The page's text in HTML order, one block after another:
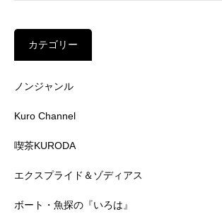
カテゴリー
ノンジャンル
Kuro Channel
喫茶KURODA
エクスプライド＆ゾディアス
ボート・魚探の『いろは』